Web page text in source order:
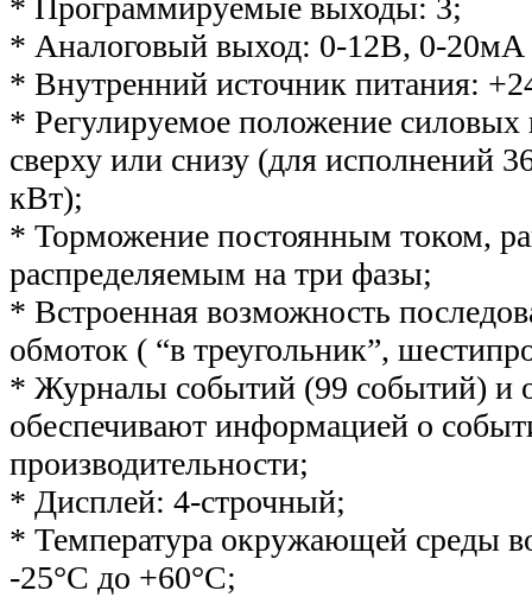
* Программируемые выходы: 3;
* Аналоговый выход: 0-12В, 0-20мА
* Внутренний источник питания:
* Регулируемое положение
сверху или снизу (для исполнений
кВт);
* Торможение постоянным током,
распределяемым на три фазы;
* Встроенная возможность
обмоток ( “в треугольник”,
* Журналы событий (99 событий) и
обеспечивают информацией о
производительности;
* Дисплей: 4-строчный;
* Температура окружающей среды
-25°С до +60°С;